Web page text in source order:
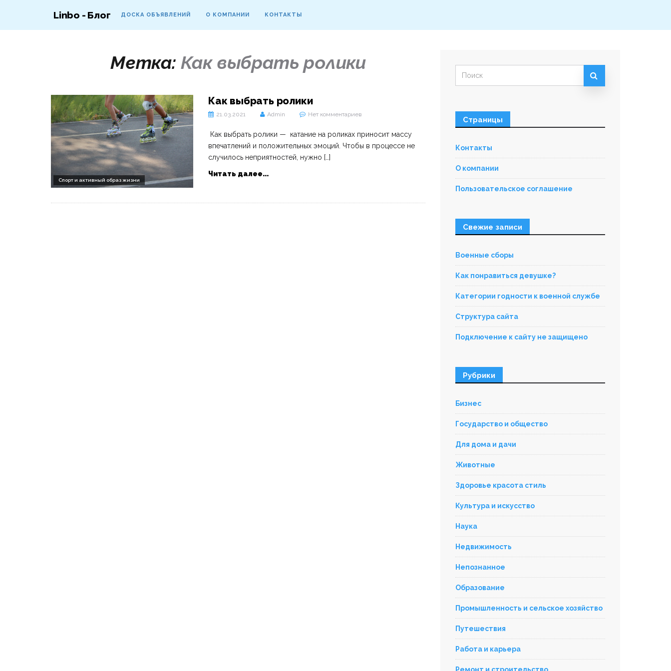
Linbo - Блог ДОСКА ОБЪЯВЛЕНИЙ О КОМПАНИИ КОНТАКТЫ
Метка: Как выбрать ролики
Спорт и активный образ жизни
Как выбрать ролики
21.03.2021 Admin Нет комментариев
Как выбрать ролики — катание на роликах приносит массу
впечатлений и положительных эмоций. Чтобы в процессе не
случилось неприятностей, нужно […]
Читать далее...
Страницы
Контакты
О компании
Пользовательское соглашение
Свежие записи
Военные сборы
Как понравиться девушке?
Категории годности к военной службе
Структура сайта
Подключение к сайту не защищено
Рубрики
Бизнес
Государство и общество
Для дома и дачи
Животные
Здоровье красота стиль
Культура и искусство
Наука
Недвижимость
Непознанное
Образование
Промышленность и сельское хозяйство
Путешествия
Работа и карьера